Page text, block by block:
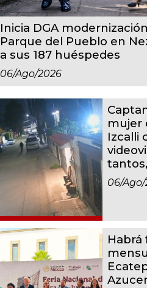
Inicia DGA
Parque del Pueblo en
a sus 187 huéspedes
06/ago/2026
mujer
Izcalli
06/ago/
Habrá